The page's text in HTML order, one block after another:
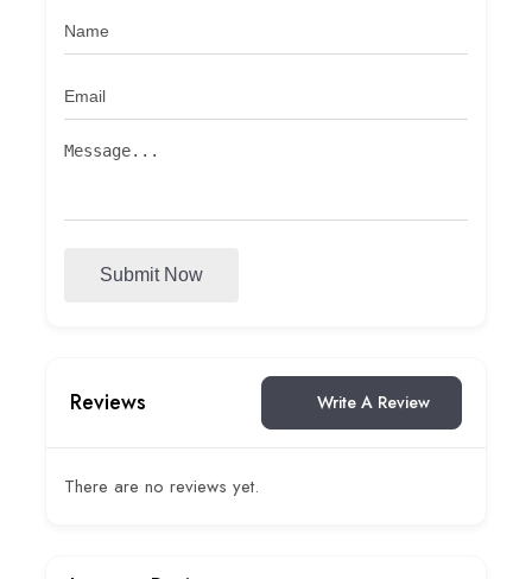
Submit Now
Reviews Write A Review
There are no reviews yet.